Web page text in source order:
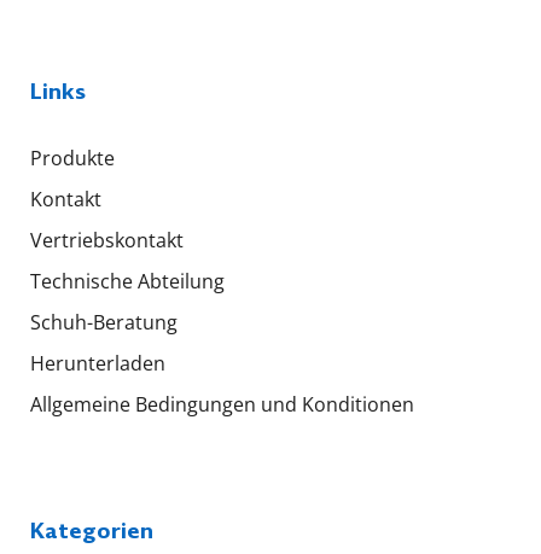
Links
Produkte
Kontakt
Vertriebskontakt
Technische Abteilung
Schuh-Beratung
Herunterladen
Allgemeine Bedingungen und Konditionen
Kategorien